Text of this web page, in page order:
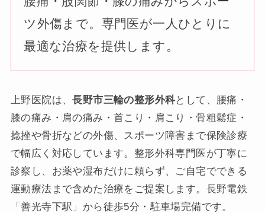
ツ外傷まで。専門医が一人ひとりに
最適な治療を提供します。
上野医院は、長野市三輪の整形外科として、腰痛・
膝の痛み・肩の痛み・首こり・肩こり・骨粗鬆症・
捻挫や骨折などの外傷、スポーツ障害まで保険診療
で幅広く対応しています。整形外科専門医が丁寧に
診察し、お薬や湿布だけに頼らず、ご自宅でできる
運動療法まで含めた治療をご提案します。長野電鉄
「善光寺下駅」から徒歩5分・駐車場完備です。